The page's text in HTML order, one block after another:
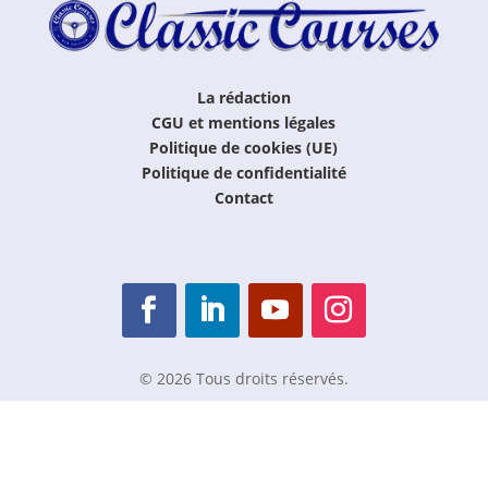
La rédaction
CGU et mentions légales
Politique de cookies (UE)
Politique de confidentialité
Contact
© 2026 Tous droits réservés.